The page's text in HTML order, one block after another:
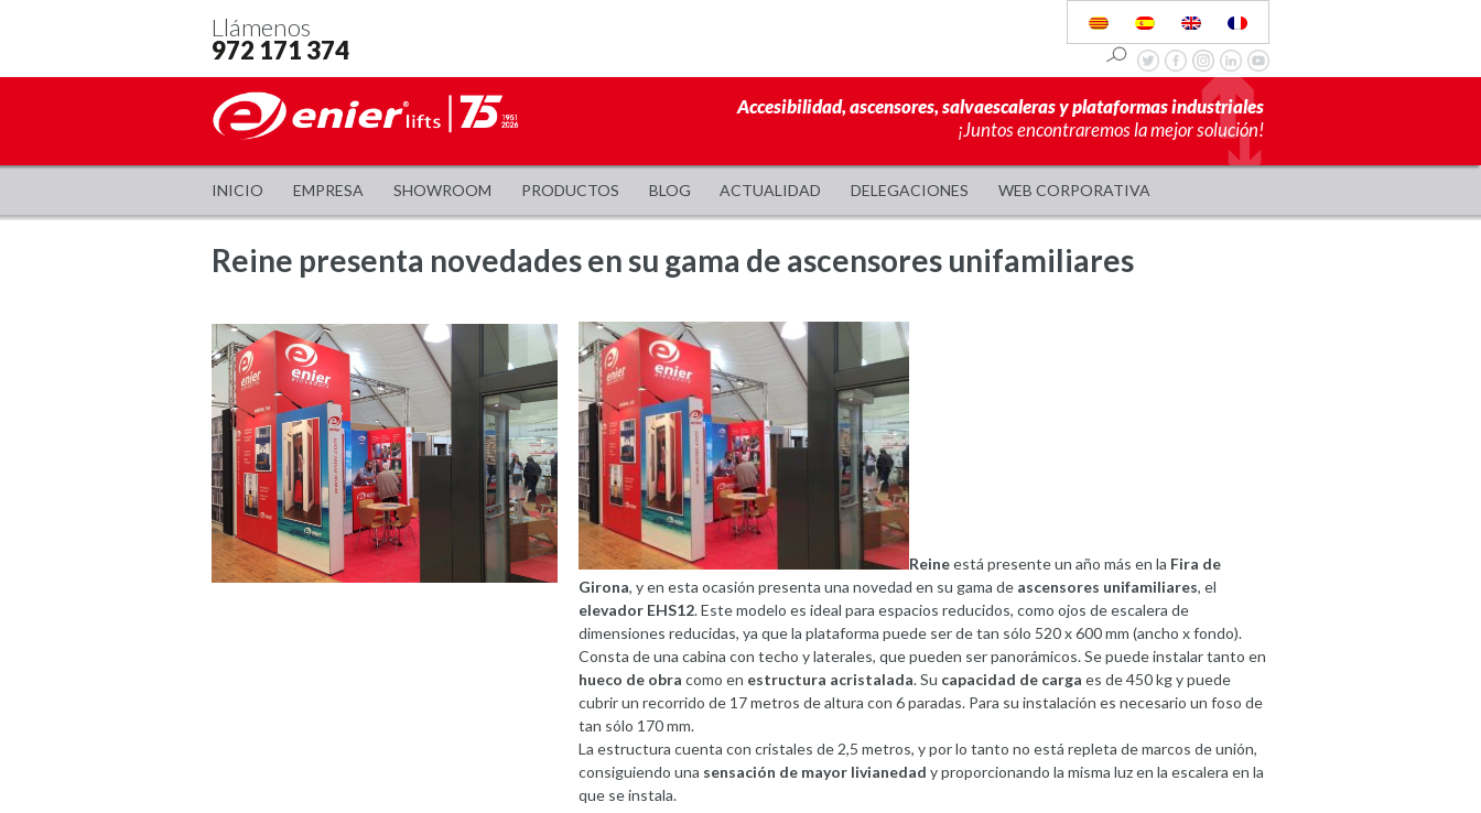
Llámenos
972 171 374
Accesibilidad, ascensores, salvaescaleras y plataformas industriales
¡Juntos encontraremos la mejor solución!
INICIO EMPRESA SHOWROOM PRODUCTOS BLOG ACTUALIDAD DELEGACIONES WEB CORPORATIVA
Reine presenta novedades en su gama de ascensores unifamiliares
Reineestá presente un año más en la Fira de
Girona, y en esta ocasión presenta una novedad en su gama de ascensores unifamiliares, el
elevador EHS12. Este modelo es ideal para espacios reducidos, como ojos de escalera de
dimensiones reducidas, ya que la plataforma puede ser de tan sólo 520 x 600 mm (ancho x fondo).
Consta de una cabina con techo y laterales, que pueden ser panorámicos. Se puede instalar tanto en
hueco de obra como en estructura acristalada. Su capacidad de carga es de 450 kg y puede
cubrir un recorrido de 17 metros de altura con 6 paradas. Para su instalación es necesario un foso de
tan sólo 170 mm.
La estructura cuenta con cristales de 2,5 metros, y por lo tanto no está repleta de marcos de unión,
consiguiendo una sensación de mayor livianedad y proporcionando la misma luz en la escalera en la
que se instala.